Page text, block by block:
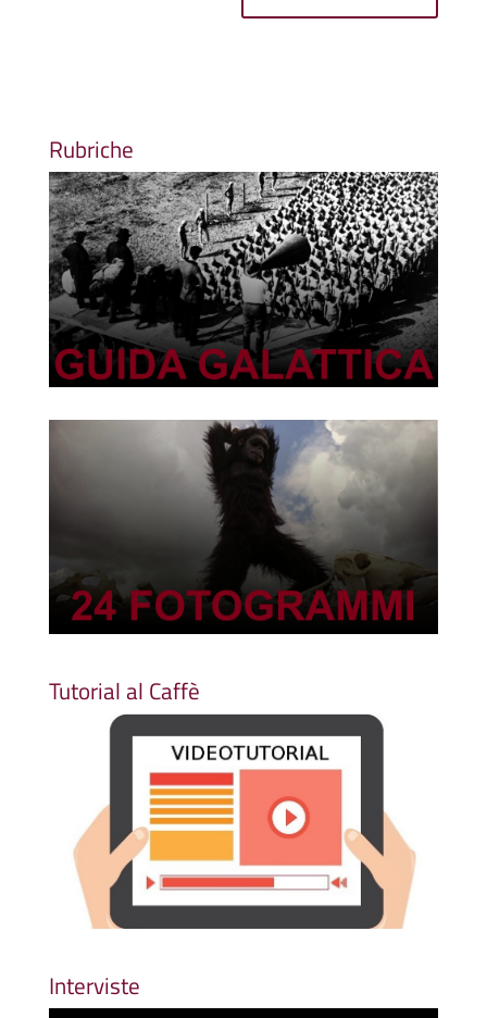
Rubriche
Tutorial al Caffè
Interviste